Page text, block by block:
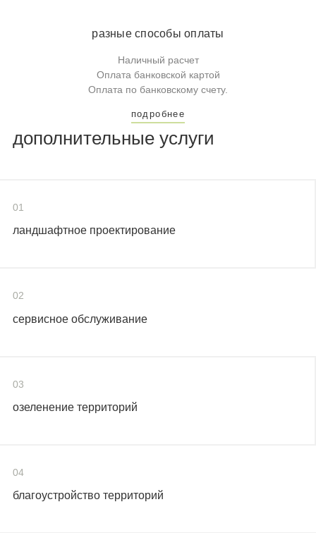
разные способы оплаты
Наличный расчет
Оплата банковской картой
Оплата по банковскому счету.
подробнее
дополнительные услуги
01
ландшафтное проектирование
02
сервисное обслуживание
03
озеленение территорий
04
благоустройство территорий